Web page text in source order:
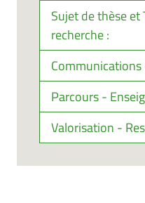
Sujet de thèse et
recherche :
Parcours -
Valorisation -